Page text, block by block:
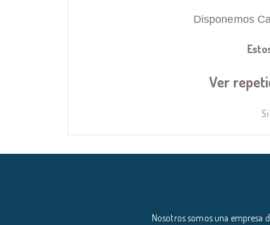
Disponemos
Ver
Nosotros somos una empresa